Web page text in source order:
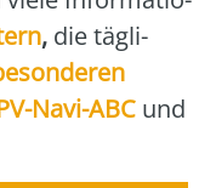
, die täg­li­
Navi-ABC und